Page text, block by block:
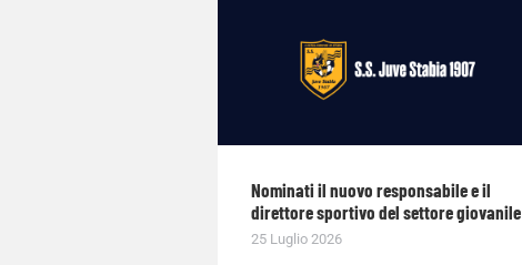
Nominati il nuovo responsabile e il
direttore sportivo del settore giovanile
25 Luglio 2026